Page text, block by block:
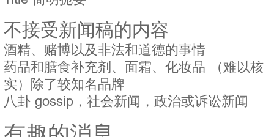
不接受新闻稿的内容
酒精、赌博以及非法和道德的事情
药品和膳食补充剂、面霜、化妆品 （难以核
实）除了较知名品牌
八卦 gossip，社会新闻，政治或诉讼新闻